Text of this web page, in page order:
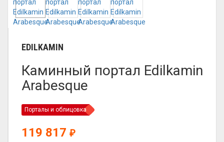
EDILKAMIN
Каминный портал Edilkamin
Arabesque
Порталы и облицовка
119 817 ₽